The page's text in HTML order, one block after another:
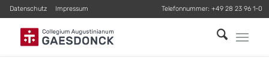
Datenschutz Impressum Telefonnummer: +49 28 23 96 1-0